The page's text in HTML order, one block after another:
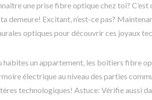
une prise fibre optique chez toi?
demeure! Excitant, n’est-ce pas?
optiques pour découvrir ces joyaux
habites un appartement, les boîtiers fibre
électrique au niveau des parties
technologiques! Astuce: Vérifie aussi